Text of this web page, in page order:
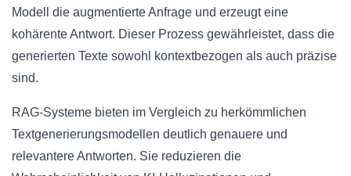
Modell die augmentierte Anfrage und erzeugt eine
kohärente Antwort. Dieser Prozess gewährleistet, dass die
generierten Texte sowohl kontextbezogen als auch präzise
sind.
RAG-Systeme bieten im Vergleich zu herkömmlichen
Textgenerierungsmodellen deutlich genauere und
relevantere Antworten. Sie reduzieren die